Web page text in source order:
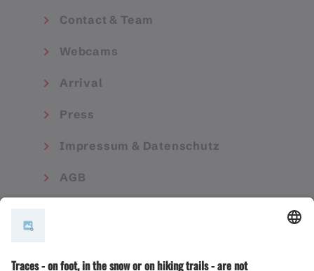
Contact & Team
Webcams
Arrival
Press
Impressum & Datenschutz
AGB